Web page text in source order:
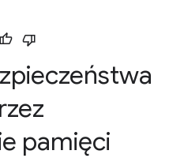
pamięci